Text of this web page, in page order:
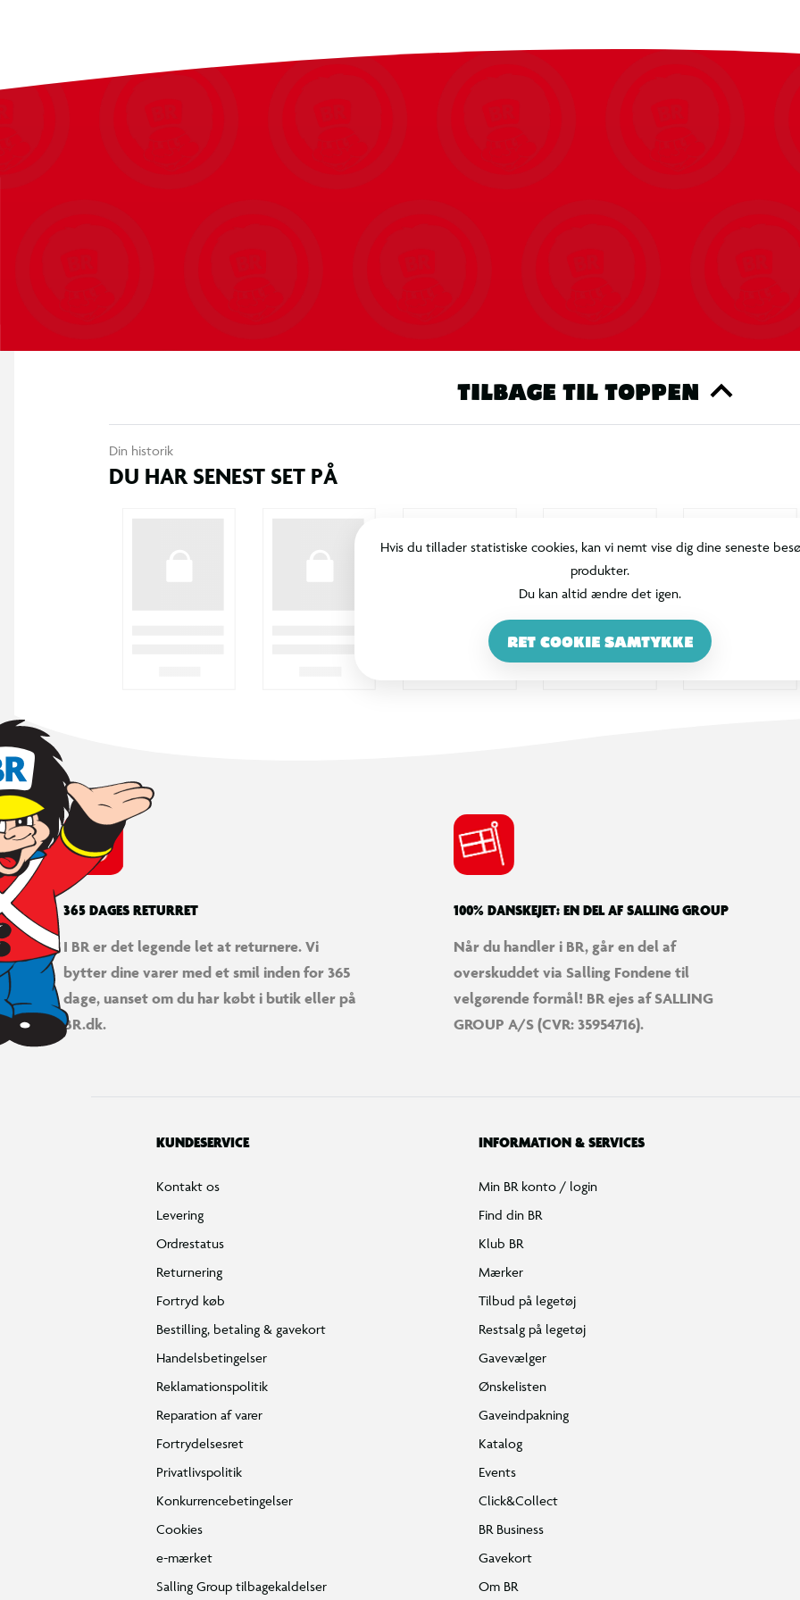
TILBAGE TIL TOPPEN
Din historik
DU HAR SENEST SET PÅ
Hvis du tillader statistiske cookies, kan vi nemt vise dig dine seneste
produkter.
Du kan altid ændre det igen.
RET COOKIE SAMTYKKE
365 DAGES RETURRET
I BR er det legende let at returnere. Vi
bytter dine varer med et smil inden for 365
dage, uanset om du har købt i butik eller på
BR.dk.
100% DANSKEJET: EN DEL AF SALLING GROUP
Når du handler i BR, går en del af
overskuddet via Salling Fondene til
velgørende formål! BR ejes af SALLING
GROUP A/S (CVR: 35954716).
KUNDESERVICE
Kontakt os
Levering
Ordrestatus
Returnering
Fortryd køb
Bestilling, betaling & gavekort
Handelsbetingelser
Reklamationspolitik
Reparation af varer
Fortrydelsesret
Privatlivspolitik
Konkurrencebetingelser
Cookies
e-mærket
Salling Group tilbagekaldelser
INFORMATION & SERVICES
Min BR konto / login
Find din BR
Klub BR
Mærker
Tilbud på legetøj
Restsalg på legetøj
Gavevælger
Ønskelisten
Gaveindpakning
Katalog
Events
Click&Collect
BR Business
Gavekort
Om BR